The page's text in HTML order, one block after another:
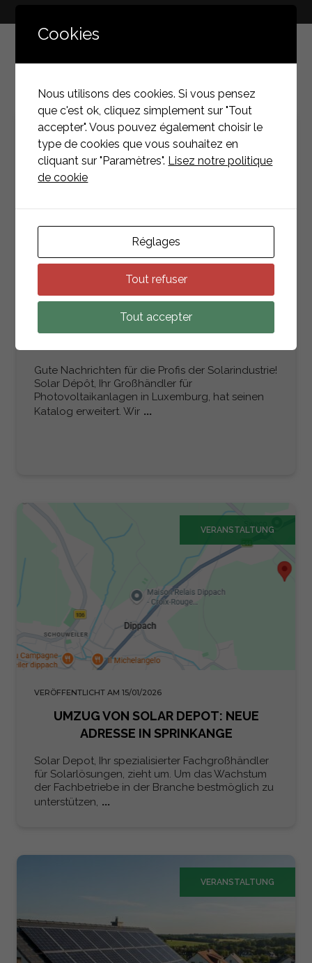
NACHRICHTEN &
VERANSTALTUNGEN
VERANSTALTUNG
VERÖFFENTLICHT AM 13/03/2026
SOLAR DEPOT WIRD OFFIZIELLER
Gute Nachrichten für die Profis der Solarindustrie!
Solar Dépôt, Ihr Großhändler für
Photovoltaikanlagen in Luxemburg, hat seinen
Katalog erweitert. Wir ...
VERANSTALTUNG
VERÖFFENTLICHT AM 15/01/2026
UMZUG VON SOLAR DEPOT: NEUE
ADRESSE IN SPRINKANGE
Solar Depot, Ihr spezialisierter Fachgroßhändler
für Solarlösungen, zieht um. Um das Wachstum
der Fachbetriebe in der Branche bestmöglich zu
unterstützen, ...
VERANSTALTUNG
Cookies
Nous utilisons des cookies. Si vous pensez
que c'est ok, cliquez simplement sur "Tout
accepter". Vous pouvez également choisir le
type de cookies que vous souhaitez en
cliquant sur "Paramètres". Lisez notre politique
de cookie
Réglages
Tout refuser
Tout accepter